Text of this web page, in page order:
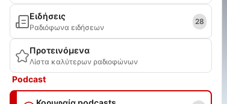
Ειδήσεις
Ραδιόφωνα ειδήσεων
28
Προτεινόμενα
Λίστα καλύτερων ραδιοφώνων
Podcast